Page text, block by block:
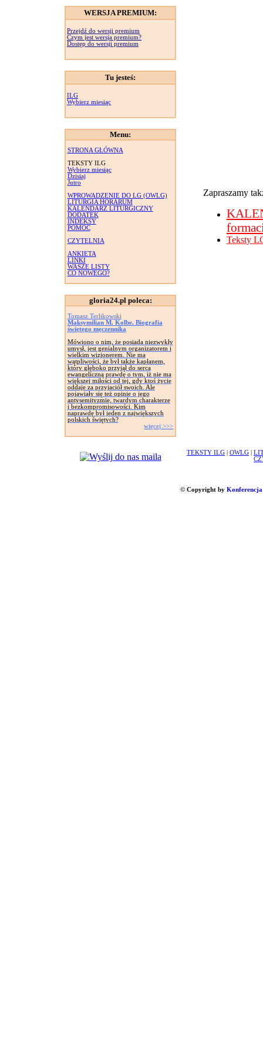
WERSJA PREMIUM:
Przejdź do wersji premium
Czym jest wersja premium?
Dostęp do wersji premium
Tu jesteś:
ILG
Wybierz miesiąc
Menu:
STRONA GŁÓWNA
TEKSTY ILG
Wybierz miesiąc
Dzisiaj
Jutro
WPROWADZENIE DO LG (OWLG)
LITURGIA HORARUM
KALENDARZ LITURGICZNY
DODATEK
INDEKSY
POMOC
CZYTELNIA
ANKIETA
LINKI
WASZE LISTY
CO NOWEGO?
gloria24.pl poleca:
Tomasz Terlikowski
Maksymilian M. Kolbe. Biografia
świętego męczennika
Mówiono o nim, że posiada niezwykły
umysł, jest genialnym organizatorem i
wielkim wizjonerem. Nie ma
wątpliwości, że był także kapłanem,
który głęboko przyjął do serca
ewangeliczną prawdę o tym, iż nie ma
większej miłości od tej, gdy ktoś życie
oddaje za przyjaciół swoich. Ale
pojawiały się też opinie o jego
antysemityzmie, twardym charakterze
i bezkompromisowości. Kim
naprawdę był jeden z największych
polskich świętych?
więcej >>>
Zapraszamy
Teksty
TEKSTY ILG OWLG
© Copyright by Konferencja